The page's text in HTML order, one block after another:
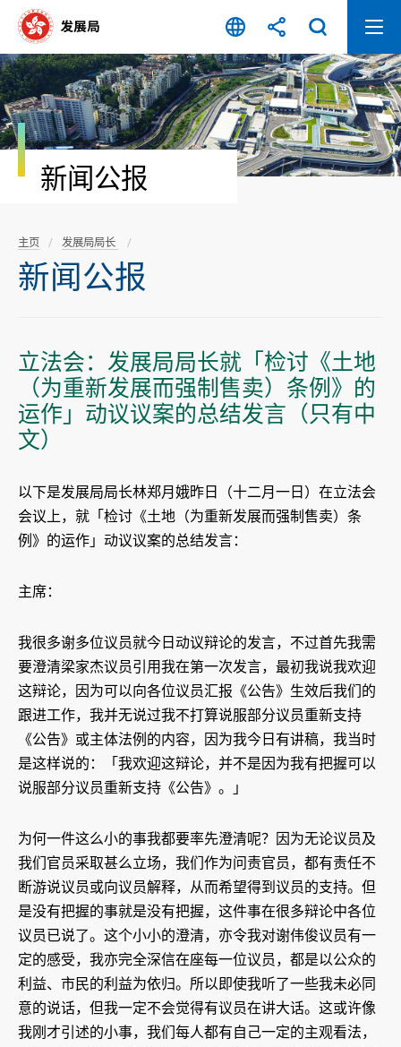
容
开
始
新闻公报
主页 发展局局长
新闻公报
立法会：发展局局长就「检讨《土地
（为重新发展而强制售卖）条例》的
运作」动议议案的总结发言（只有中
文）
以下是发展局局长林郑月娥昨日（十二月一日）在立法会
会议上，就「检讨《土地（为重新发展而强制售卖）条
例》的运作」动议议案的总结发言：
主席：
我很多谢多位议员就今日动议辩论的发言，不过首先我需
要澄清梁家杰议员引用我在第一次发言，最初我说我欢迎
这辩论，因为可以向各位议员汇报《公告》生效后我们的
跟进工作，我并无说过我不打算说服部分议员重新支持
《公告》或主体法例的内容，因为我今日有讲稿，我当时
是这样说的：「我欢迎这辩论，并不是因为我有把握可以
说服部分议员重新支持《公告》。」
为何一件这么小的事我都要率先澄清呢？因为无论议员及
我们官员采取甚么立场，我们作为问责官员，都有责任不
断游说议员或向议员解释，从而希望得到议员的支持。但
是没有把握的事就是没有把握，这件事在很多辩论中各位
议员已说了。这个小小的澄清，亦令我对谢伟俊议员有一
定的感受，我亦完全深信在座每一位议员，都是以公众的
利益、市民的利益为依归。所以即使我听了一些我未必同
意的说话，但我一定不会觉得有议员在讲大话。这或许像
我刚才引述的小事，我们每人都有自己一定的主观看法，